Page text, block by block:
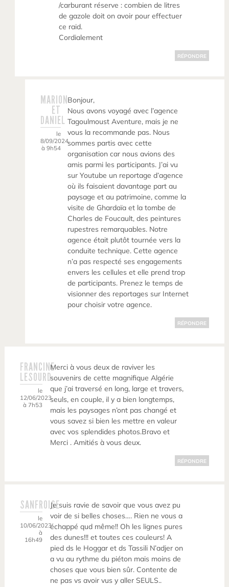
/carburant réserve : combien de litres
de gazole doit on avoir pour effectuer
ce raid.
Cordialement
RÉPONDRE
MARION
ET
DANIEL
le
8/09/2024
à 9h54
Bonjour,
Nous avons voyagé avec l’agence
Tagoulmoust Aventure, mais je ne
vous la recommande pas. Nous
sommes partis avec cette
organisation car nous avions des
amis parmi les participants. J’ai vu
sur Youtube un reportage d’agence
où ils faisaient davantage part au
paysage et au patrimoine, comme la
visite de Ghardaïa et la tombe de
Charles de Foucault, des peintures
rupestres remarquables. Notre
agence était plutôt tournée vers la
conduite technique. Cette agence
n’a pas respecté ses engagements
envers les cellules et elle prend trop
de participants. Prenez le temps de
visionner des reportages sur Internet
pour choisir votre agence.
RÉPONDRE
FRANCINE
LESOURD
le
12/06/2023
à 7h53
Merci à vous deux de raviver les
souvenirs de cette magnifique Algérie
que j’ai traversé en long, large et travers,
seuls, en couple, il y a bien longtemps,
mais les paysages n’ont pas changé et
vous savez si bien les mettre en valeur
avec vos splendides photos.Bravo et
Merci . Amitiés à vous deux.
RÉPONDRE
SANFROISE
le
10/06/2023
à
16h49
Je suis ravie de savoir que vous avez pu
voir de si belles choses…. Rien ne vous a
échappé qud même!! Oh les lignes pures
des dunes!!! et toutes ces couleurs! A
pied ds le Hoggar et ds Tassili N’adjer on
a vu au rythme du piéton mais moins de
choses que vous bien sûr. Contente de
ne pas vs avoir vus y aller SEULS..